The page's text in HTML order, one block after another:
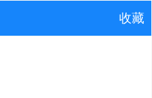
收藏